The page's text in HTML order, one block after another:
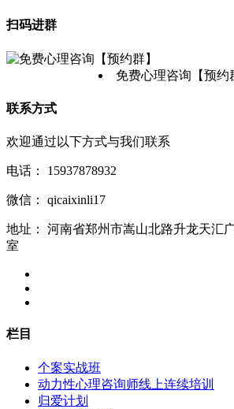
扫码进群
免费心理咨询【预约
联系方式
欢迎通过以下方式与我们联系
电话： 15937878932
微信： qicaixinli17
地址：
河南省郑州市嵩山北路升龙天汇
室
栏目
个案实战班
动力性心理咨询师线上连续培训
归爱计划